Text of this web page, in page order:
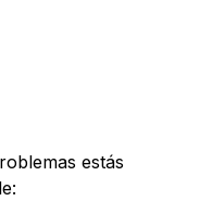
estás